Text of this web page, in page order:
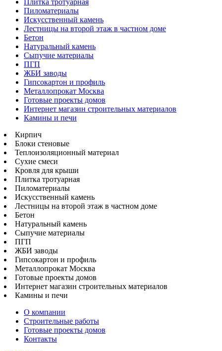
Плитка тротуарная
Пиломатериалы
Искусственный камень
Лестницы на второй этаж в частном доме
Бетон
Натуральный камень
Сыпучие материалы
ПГП
ЖБИ заводы
Гипсокартон и профиль
Металлопрокат Москва
Готовые проекты домов
Интернет магазин строительных материалов
Камины и печи
Кирпич
Блоки стеновые
Теплоизоляционный материал
Сухие смеси
Кровля для крыши
Плитка тротуарная
Пиломатериалы
Искусственный камень
Лестницы на второй этаж в частном доме
Бетон
Натуральный камень
Сыпучие материалы
ПГП
ЖБИ заводы
Гипсокартон и профиль
Металлопрокат Москва
Готовые проекты домов
Интернет магазин строительных материалов
Камины и печи
О компании
Строительные работы
Готовые проекты домов
Контакты